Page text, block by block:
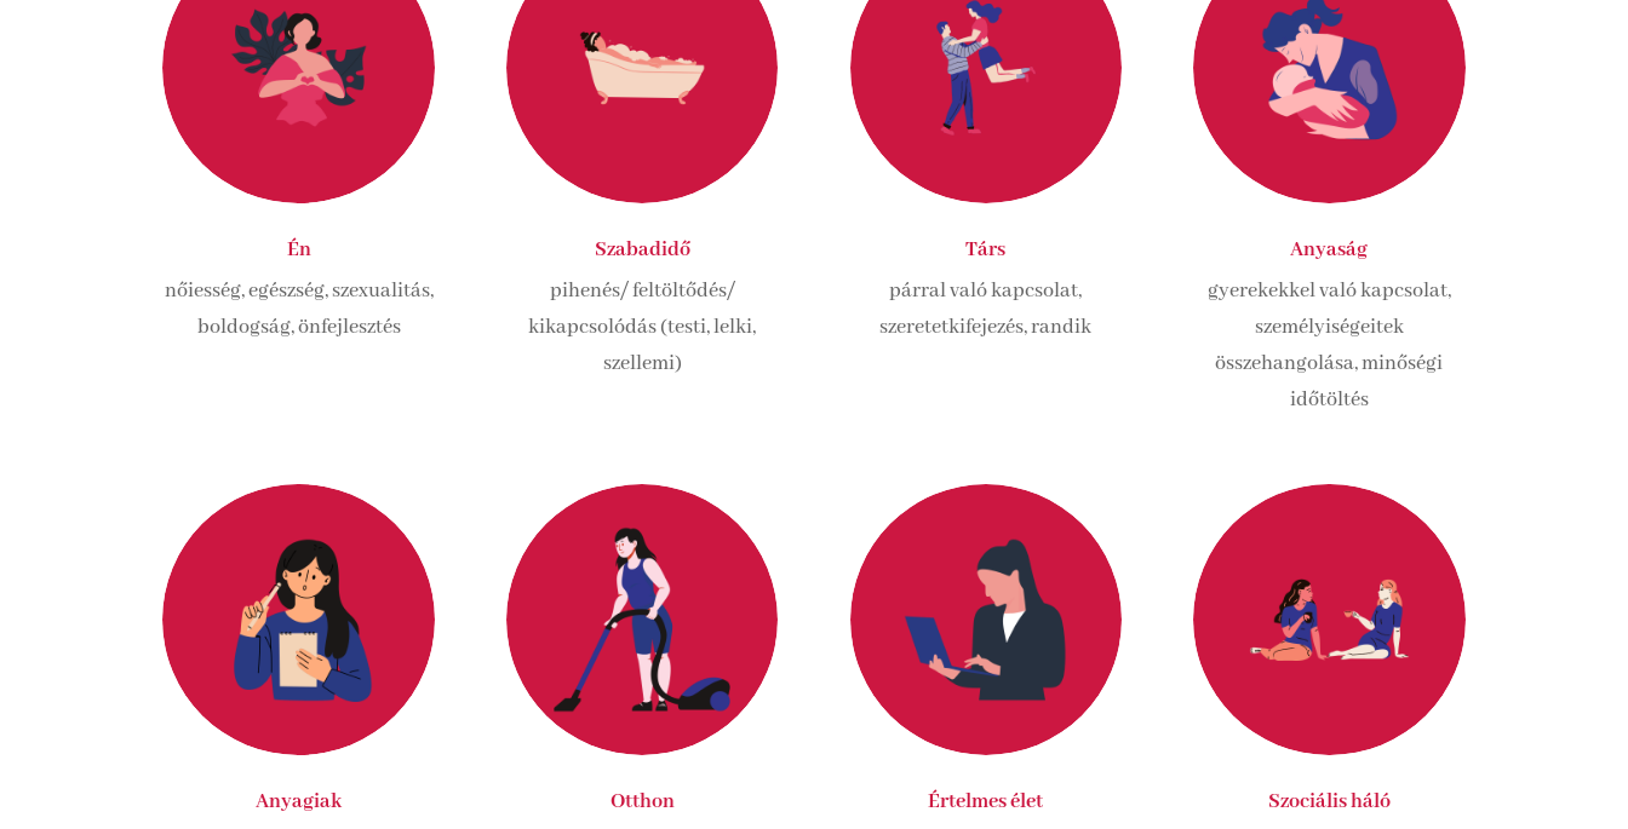
Én
nőiesség, egészség, szexualitás,
boldogság, önfejlesztés
Szabadidő
pihenés/ feltöltődés/
kikapcsolódás (testi, lelki,
szellemi)
Társ
párral való kapcsolat,
szeretetkifejezés, randik
Anyaság
gyerekekkel való kapcsolat,
személyiségeitek
összehangolása, minőségi
időtöltés
Anyagiak
Otthon
Értelmes élet
Szociális háló